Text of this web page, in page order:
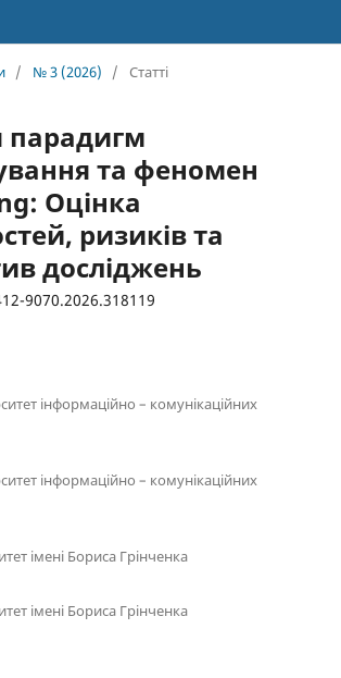
/ № 3 (2026) / Статті
парадигм
та феномен
Оцінка
ризиків та
досліджень
9070.2026.318119
інформаційно – комунікаційних
інформаційно – комунікаційних
імені Бориса Грінченка
імені Бориса Грінченка